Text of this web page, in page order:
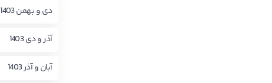
دی و بهمن 1403
آذر و دی 1403
آبان و آذر 1403